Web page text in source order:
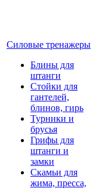
Силовые тренажеры
Блины для
штанги
Стойки для
гантелей,
блинов, гирь
Турники и
брусья
Грифы для
штанги и
замки
Скамьи для
жима, пресса,